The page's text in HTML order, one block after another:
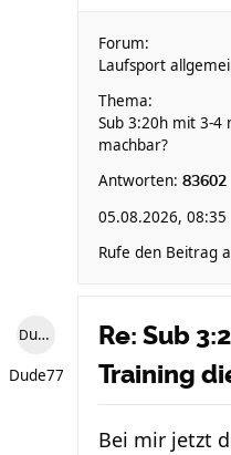
Forum:
Laufsport
Thema:
Sub 3:20h mit 3-4
machbar?
Antworten: 83602
05.08.2026, 08:35
Rufe den Beitrag
Dude77
Dude77
Re: Sub
Training
Bei mir jetzt